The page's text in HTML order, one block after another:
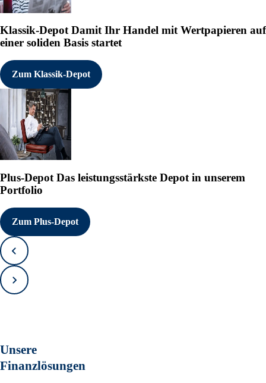
Klassik-DepotDamit Ihr Handel mit Wertpapieren auf
einer soliden Basis startet
Zum Klassik-Depot
Plus-Depot Das leistungsstärkste Depot in unserem
Portfolio
Zum Plus-Depot
Zurück
Vorwärts
Unsere
Finanzlösungen